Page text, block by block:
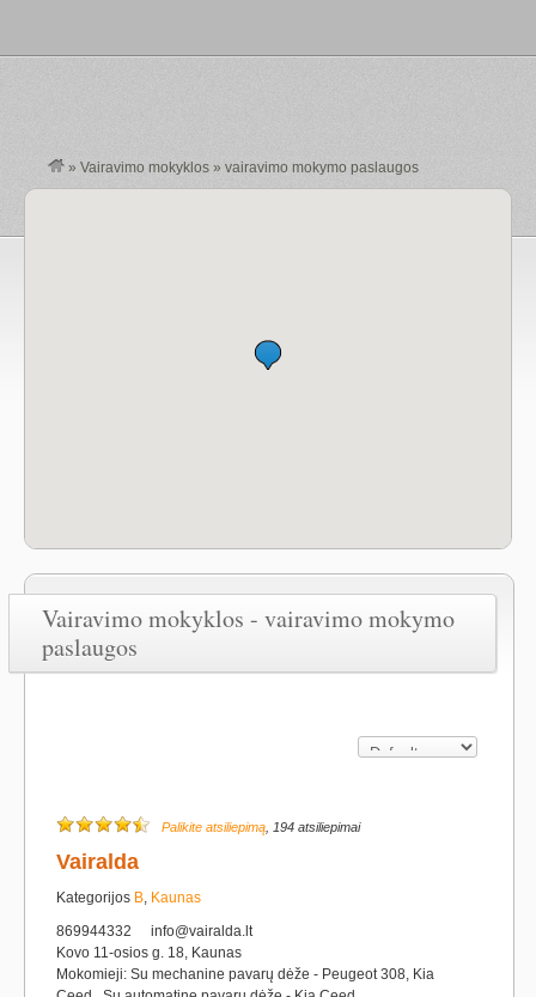
» Vairavimo mokyklos » vairavimo mokymo paslaugos
Vairavimo mokyklos - vairavimo mokymo
paslaugos
Palikite atsiliepimą , 194 atsiliepimai
Vairalda
Kategorijos B, Kaunas
869944332
info@vairalda.lt
Kovo 11-osios g. 18, Kaunas
Mokomieji: Su mechanine pavarų dėže - Peugeot 308, Kia